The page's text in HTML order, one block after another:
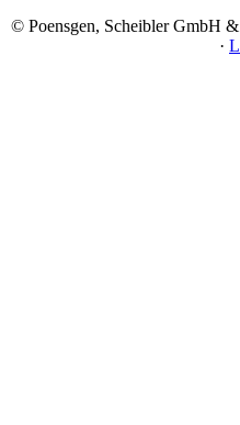
© Poensgen, Scheibler GmbH
·